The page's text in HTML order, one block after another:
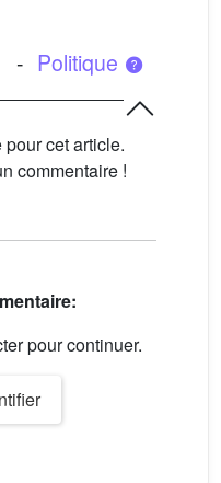
- Politique
cet article.
commentaire !
pour continuer.